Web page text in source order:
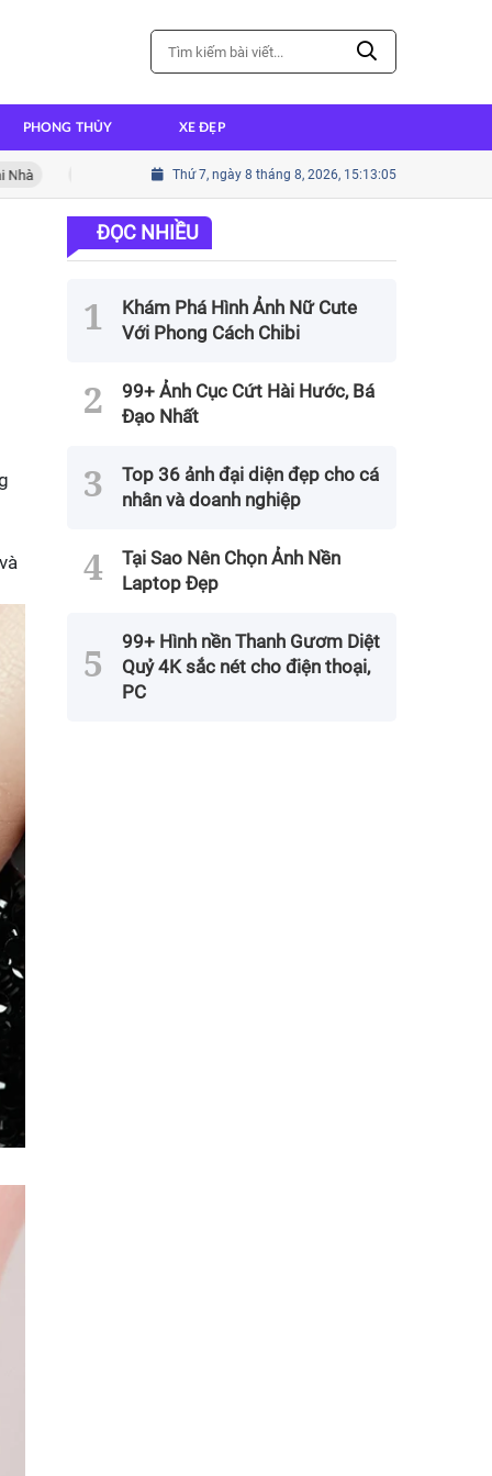
PHONG THỦY XE ĐẸP
Cách nấu cháo ếch thơm ngon đậm đà hương vị
Thứ 7, ngày 8 tháng 8, 2026, 15:13:08
ĐỌC NHIỀU
Khám Phá Hình Ảnh Nữ Cute
Với Phong Cách Chibi
99+ Ảnh Cục Cứt Hài Hước, Bá
Đạo Nhất
Top 36 ảnh đại diện đẹp cho cá
nhân và doanh nghiệp
Tại Sao Nên Chọn Ảnh Nền
Laptop Đẹp
99+ Hình nền Thanh Gươm Diệt
Quỷ 4K sắc nét cho điện thoại,
PC